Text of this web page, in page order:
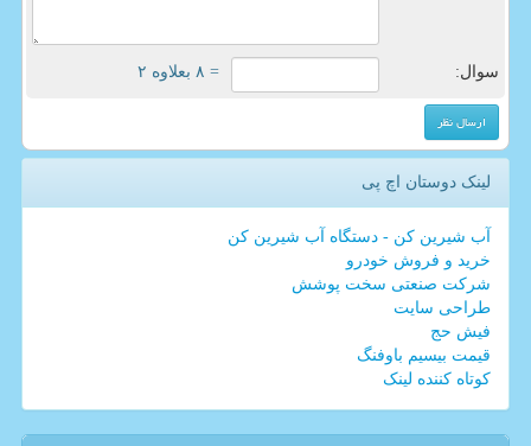
سوال: = ۸ بعلاوه ۲
لینک دوستان اچ پی
آب شیرین کن - دستگاه آب شیرین کن
خرید و فروش خودرو
شرکت صنعتی سخت پوشش
طراحی سایت
فیش حج
قیمت بیسیم باوفنگ
کوتاه کننده لینک